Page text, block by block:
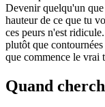
Devenir quelqu'un
hauteur de ce que tu
ces peurs n'est
plutôt que
que commence le vrai
Quand